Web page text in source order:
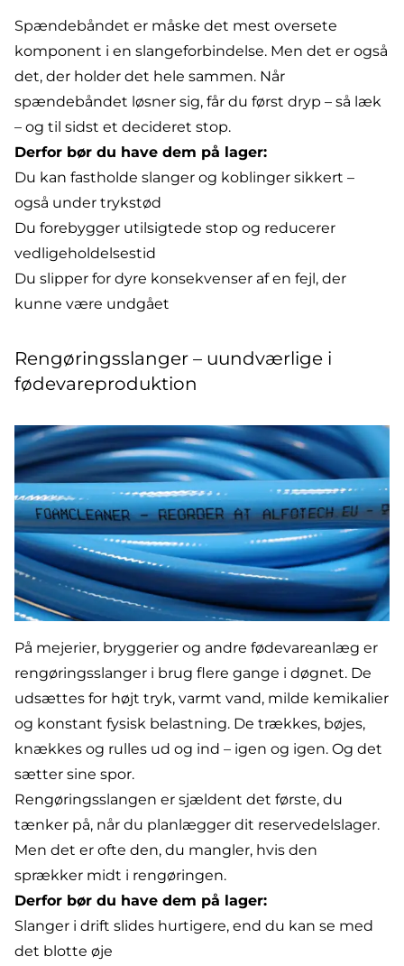
Spændebåndet er måske det mest oversete
komponent i en slangeforbindelse. Men det er også
det, der holder det hele sammen. Når
spændebåndet løsner sig, får du først dryp – så læk
– og til sidst et decideret stop.
Derfor bør du have dem på lager:
Du kan fastholde slanger og koblinger sikkert –
også under trykstød
Du forebygger utilsigtede stop og reducerer
vedligeholdelsestid
Du slipper for dyre konsekvenser af en fejl, der
kunne være undgået
Rengøringsslanger – uundværlige i
fødevareproduktion
På mejerier, bryggerier og andre fødevareanlæg er
rengøringsslanger i brug flere gange i døgnet. De
udsættes for højt tryk, varmt vand, milde kemikalier
og konstant fysisk belastning. De trækkes, bøjes,
knækkes og rulles ud og ind – igen og igen. Og det
sætter sine spor.
Rengøringsslangen er sjældent det første, du
tænker på, når du planlægger dit reservedelslager.
Men det er ofte den, du mangler, hvis den
sprækker midt i rengøringen.
Derfor bør du have dem på lager:
Slanger i drift slides hurtigere, end du kan se med
det blotte øje